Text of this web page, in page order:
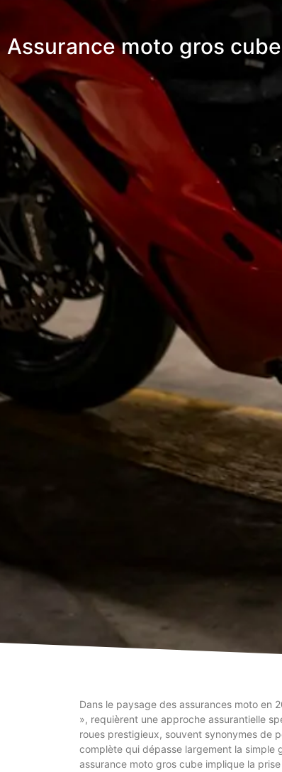
Assurance moto gros cube
Dans le paysage des assurances moto en
», requièrent une approche assurantielle
roues prestigieux, souvent synonymes de
complète qui dépasse largement la simple
assurance moto gros cube implique la